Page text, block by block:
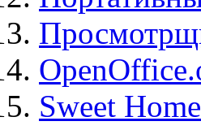
Sweet